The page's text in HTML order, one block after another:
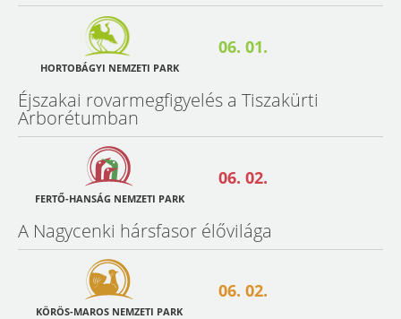
HORTOBÁGYI NEMZETI PARK
06. 01.
Éjszakai rovarmegfigyelés a Tiszakürti
Arborétumban
FERTŐ-HANSÁG NEMZETI PARK
06. 02.
A Nagycenki hársfasor élővilága
KÖRÖS-MAROS NEMZETI PARK
06. 02.